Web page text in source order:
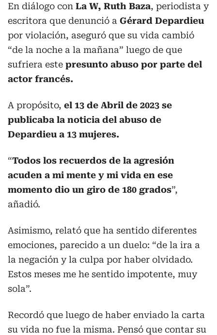
En diálogo con La W, Ruth Baza, periodista y
escritora que denunció a Gérard Depardieu
por violación, aseguró que su vida cambió
“de la noche a la mañana” luego de que
sufriera este presunto abuso por parte del
actor francés.
A propósito, el 13 de Abril de 2023 se
publicaba la noticia del abuso de
Depardieu a 13 mujeres.
“Todos los recuerdos de la agresión
acuden a mi mente y mi vida en ese
momento dio un giro de 180 grados”,
añadió.
Asimismo, relató que ha sentido diferentes
emociones, parecido a un duelo: “de la ira a
la negación y la culpa por haber olvidado.
Estos meses me he sentido impotente, muy
sola”.
Recordó que luego de haber enviado la carta
su vida no fue la misma. Pensó que contar su